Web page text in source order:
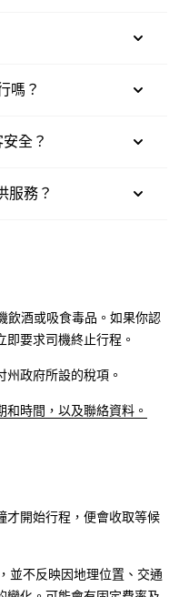
嗎？
全？
服務？
飲酒或吸食毒品。如果你認
要求司機終止行程。
州政府所設的稅項。
時間，以及聯絡資料。
才開始行程，便會收取等候
並不反映因地理位置、交通